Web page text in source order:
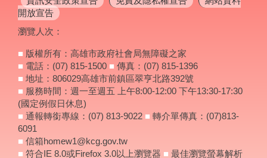
開放宣告
瀏覽人次：
■ 版權所有：高雄市政府社會局無障礙之家
■ 電話：(07) 815-1500 ■ 傳真：(07) 815-1396
■ 地址：806029高雄市前鎮區翠亨北路392號
■ 服務時間：週一至週五 上午8:00-12:00 下午13:30-17:30
(國定例假日休息)
■ 通報轉銜專線：(07) 813-9022 ■ 轉介單傳真：(07)813-
6091
■ 信箱homew1@kcg.gov.tw
■ 符合IE 8.0或Firefox 3.0以上瀏覽器 ■ 最佳瀏覽螢幕解析